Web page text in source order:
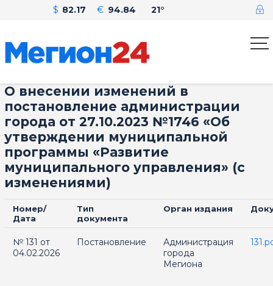
$ 82.17 € 94.84 21°
О внесении изменений в
постановление администрации
города от 27.10.2023 №1746 «Об
утверждении муниципальной
программы «Развитие
муниципального управления» (с
изменениями)
Номер/
Дата
Тип
документа
Орган издания
№ 131 от
04.02.2026
Постановление
Администрация
города
Мегиона